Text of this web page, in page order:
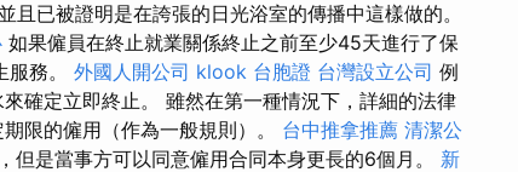
已被證明是在誇張的日光浴室的傳播中這樣做的。
如果僱員在終止就業關係終止之前至少45天進行了保
務。 外國人開公司 klook 台胞證 台灣設立公司 例
確定立即終止。 雖然在第一種情況下，詳細的法律
限的僱用（作為一般規則）。 台中推拿推薦 清潔公
是當事方可以同意僱用合同本身更長的6個月。 新